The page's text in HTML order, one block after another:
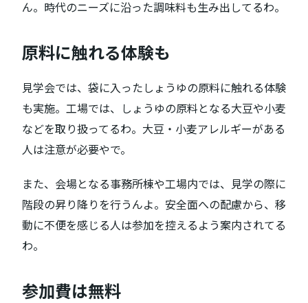
ん。時代のニーズに沿った調味料も生み出してるわ。
原料に触れる体験も
見学会では、袋に入ったしょうゆの原料に触れる体験
も実施。工場では、しょうゆの原料となる大豆や小麦
などを取り扱ってるわ。大豆・小麦アレルギーがある
人は注意が必要やで。
また、会場となる事務所棟や工場内では、見学の際に
階段の昇り降りを行うんよ。安全面への配慮から、移
動に不便を感じる人は参加を控えるよう案内されてる
わ。
参加費は無料